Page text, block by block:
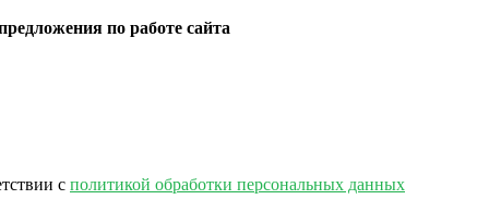
по работе сайта
с политикой обработки персональных данных